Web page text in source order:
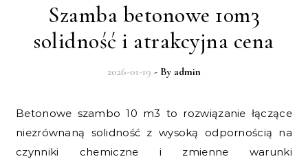
Szamba betonowe 10m3
solidność i atrakcyjna cena
2026-01-19 - By admin
Betonowe szambo 10 m3 to rozwiązanie łączące
niezrównaną solidność z wysoką odpornością na
czynniki chemiczne i zmienne warunki